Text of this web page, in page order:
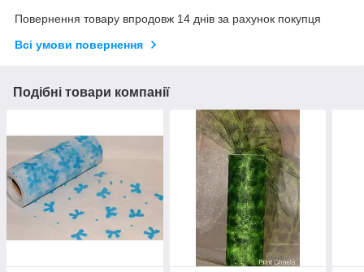
Повернення товару впродовж 14 днів за рахунок покупця
Всі умови повернення
Подібні товари компанії